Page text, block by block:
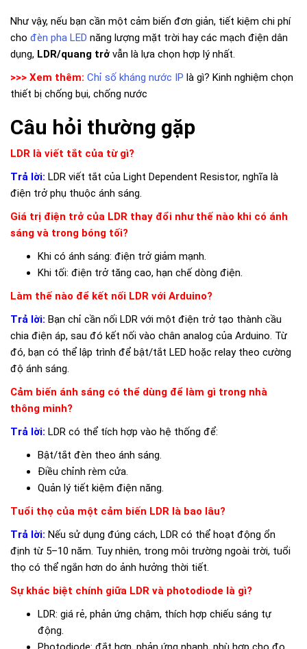
Như vậy, nếu bạn cần một cảm biến đơn giản, tiết kiệm chi phí
cho đèn pha LED năng lượng mặt trời hay các mạch điện dân
dụng, LDR/quang trở vẫn là lựa chọn hợp lý nhất.
>>> Xem thêm: Chỉ số kháng nước IP là gì? Kinh nghiệm chọn
thiết bị chống bụi, chống nước
Câu hỏi thường gặp
LDR là viết tắt của từ gì?
Trả lời: LDR viết tắt của Light Dependent Resistor, nghĩa là
điện trở phụ thuộc ánh sáng.
Giá trị điện trở của LDR thay đổi như thế nào khi có ánh
sáng và trong bóng tối?
Khi có ánh sáng: điện trở giảm mạnh.
Khi tối: điện trở tăng cao, hạn chế dòng điện.
Làm thế nào để kết nối LDR với Arduino?
Trả lời: Bạn chỉ cần nối LDR với một điện trở tạo thành cầu
chia điện áp, sau đó kết nối vào chân analog của Arduino. Từ
đó, bạn có thể lập trình để bật/tắt LED hoặc relay theo cường
độ ánh sáng.
Cảm biến ánh sáng có thể dùng để làm gì trong nhà
thông minh?
Trả lời: LDR có thể tích hợp vào hệ thống để:
Bật/tắt đèn theo ánh sáng.
Điều chỉnh rèm cửa.
Quản lý tiết kiệm điện năng.
Tuổi thọ của một cảm biến LDR là bao lâu?
Trả lời: Nếu sử dụng đúng cách, LDR có thể hoạt động ổn
định từ 5–10 năm. Tuy nhiên, trong môi trường ngoài trời, tuổi
thọ có thể ngắn hơn do ảnh hưởng thời tiết.
Sự khác biệt chính giữa LDR và photodiode là gì?
LDR: giá rẻ, phản ứng chậm, thích hợp chiếu sáng tự
động.